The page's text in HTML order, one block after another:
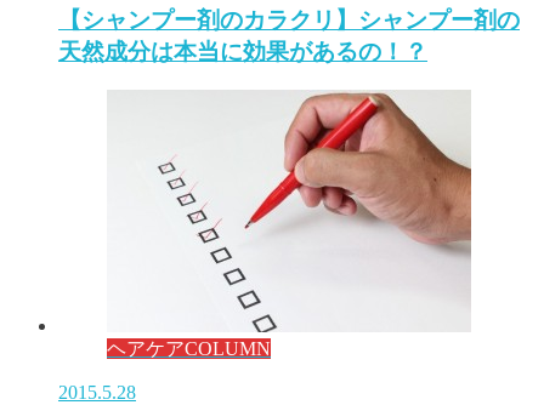
【シャンプー剤のカラクリ】シャンプー剤の
天然成分は本当に効果があるの！？
ヘアケアCOLUMN
2015.5.28